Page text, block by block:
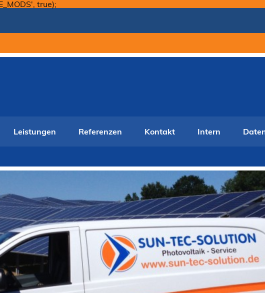
true);
Leistungen Referenzen Kontakt Intern